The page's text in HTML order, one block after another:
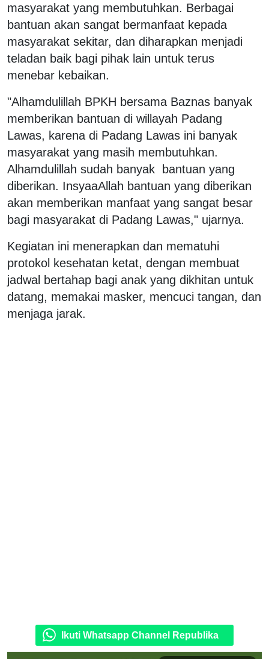
masyarakat yang membutuhkan. Berbagai
bantuan akan sangat bermanfaat kepada
masyarakat sekitar, dan diharapkan menjadi
teladan baik bagi pihak lain untuk terus
menebar kebaikan.
"Alhamdulillah BPKH bersama Baznas banyak
memberikan bantuan di willayah Padang
Lawas, karena di Padang Lawas ini banyak
masyarakat yang masih membutuhkan.
Alhamdulillah sudah banyak bantuan yang
diberikan. InsyaaAllah bantuan yang diberikan
akan memberikan manfaat yang sangat besar
bagi masyarakat di Padang Lawas," ujarnya.
Kegiatan ini menerapkan dan mematuhi
protokol kesehatan ketat, dengan membuat
jadwal bertahap bagi anak yang dikhitan untuk
datang, memakai masker, mencuci tangan, dan
menjaga jarak.
Ikuti Whatsapp Channel Republika